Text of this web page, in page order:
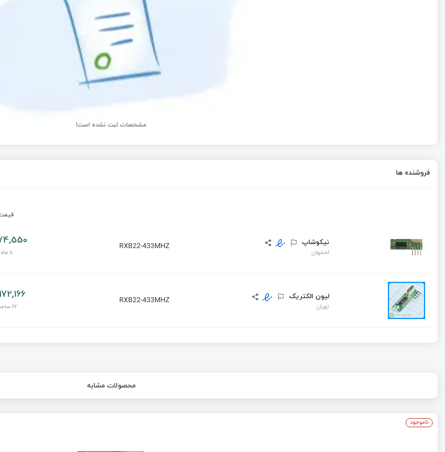
مشخصات ثبت نشده است!
فروشنده ها
نیکوشاپ
اصفهان
RXB22-433MHZ
74,550
8 ماه پیش
لیون الکتریک
تهران
RXB22-433MHZ
172,166
17 ساعت پیش
محصولات مشابه
ناموجود